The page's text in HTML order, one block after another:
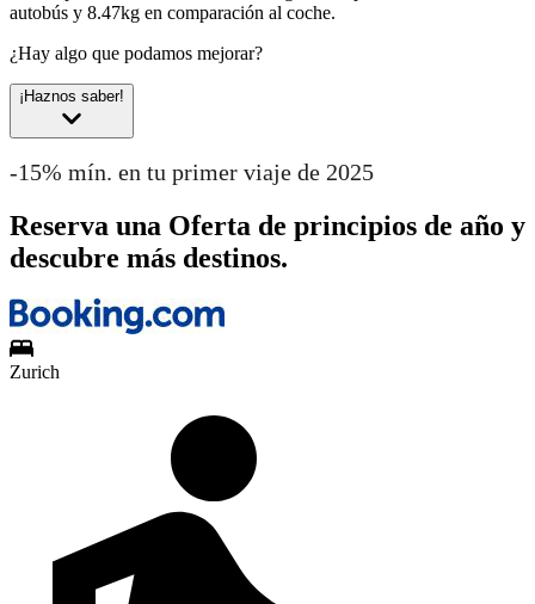
autobús y 8.47kg en comparación al coche.
¿Hay algo que podamos mejorar?
¡Haznos saber!
-15% mín. en tu primer viaje de 2025
Reserva una Oferta de principios de año y
descubre más destinos.
Zurich